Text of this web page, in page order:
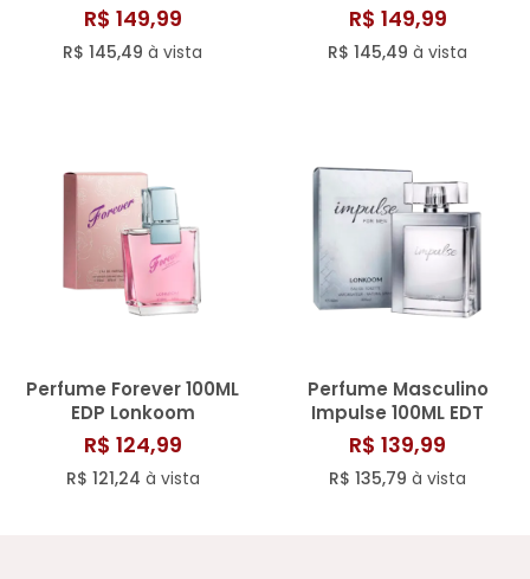
R$ 149,99
R$ 145,49 à vista
R$ 149,99
R$ 145,49 à vista
Perfume Forever 100ML
EDP Lonkoom
R$ 124,99
R$ 121,24 à vista
Perfume Masculino
Impulse 100ML EDT
Lonkoom
R$ 139,99
R$ 135,79 à vista